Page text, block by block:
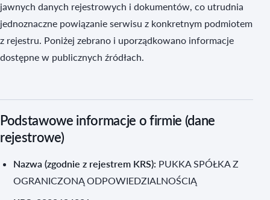
jawnych danych rejestrowych i dokumentów, co utrudnia
jednoznaczne powiązanie serwisu z konkretnym podmiotem
z rejestru. Poniżej zebrano i uporządkowano informacje
dostępne w publicznych źródłach.
Podstawowe informacje o firmie (dane
rejestrowe)
Nazwa (zgodnie z rejestrem KRS): PUKKA SPÓŁKA Z
OGRANICZONĄ ODPOWIEDZIALNOŚCIĄ